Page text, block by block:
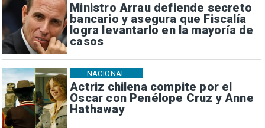
Ministro Arrau defiende secreto
bancario y asegura que Fiscalía
logra levantarlo en la mayoría de
casos
Actriz chilena compite por el
Oscar con Penélope Cruz y Anne
Hathaway
NACIONAL